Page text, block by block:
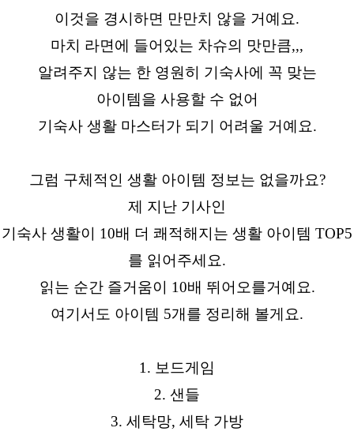
이것을 경시하면 만만치 않을 거예요.
마치 라면에 들어있는 차슈의 맛만큼,,,
알려주지 않는 한 영원히 기숙사에 꼭 맞는
아이템을 사용할 수 없어
기숙사 생활 마스터가 되기 어려울 거예요.
그럼 구체적인 생활 아이템 정보는 없을까요?
제 지난 기사인
기숙사 생활이 10배 더 쾌적해지는 생활 아이템 TOP5
를 읽어주세요.
읽는 순간 즐거움이 10배 뛰어오를거예요.
여기서도 아이템 5개를 정리해 볼게요.
1. 보드게임
2. 샌들
3. 세탁망, 세탁 가방